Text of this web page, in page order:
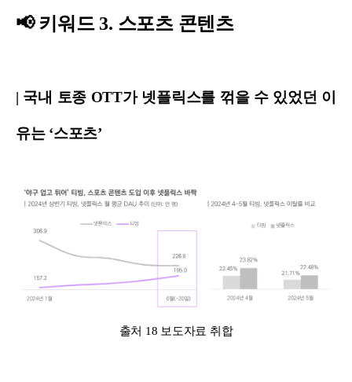
📢 키워드 3. 스포츠 콘텐츠
| 국내 토종 OTT가 넷플릭스를 꺾을 수 있었던 이
유는 ‘스포츠’
출처 18 보도자료 취합